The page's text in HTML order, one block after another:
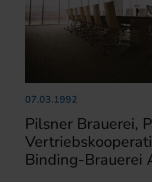
07.03.1992
Pilsner Brauerei,
Binding-Brauerei